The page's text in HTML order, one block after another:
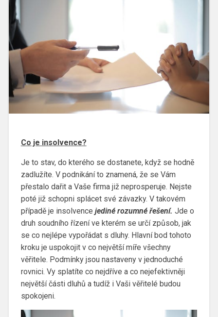
Co je insolvence?
Je to stav, do kterého se dostanete, když se hodně
zadlužíte. V podnikání to znamená, že se Vám
přestalo dařit a Vaše firma již neprosperuje. Nejste
poté již schopni splácet své závazky. V takovém
případě je insolvence jediné rozumné řešení. Jde o
druh soudního řízení ve kterém se určí způsob, jak
se co nejlépe vypořádat s dluhy. Hlavní bod tohoto
kroku je uspokojit v co největší míře všechny
věřitele. Podmínky jsou nastaveny v jednoduché
rovnici. Vy splatíte co nejdříve a co nejefektivněji
největší části dluhů a tudíž i Vaši věřitelé budou
spokojeni.